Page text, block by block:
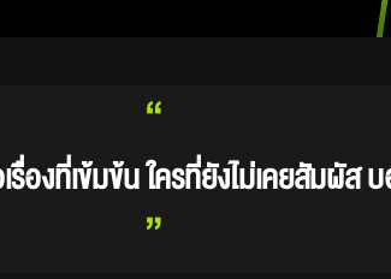
“
รื่องที่เข้มข้น ใครที่ยังไม่เคยสัมผัส
”